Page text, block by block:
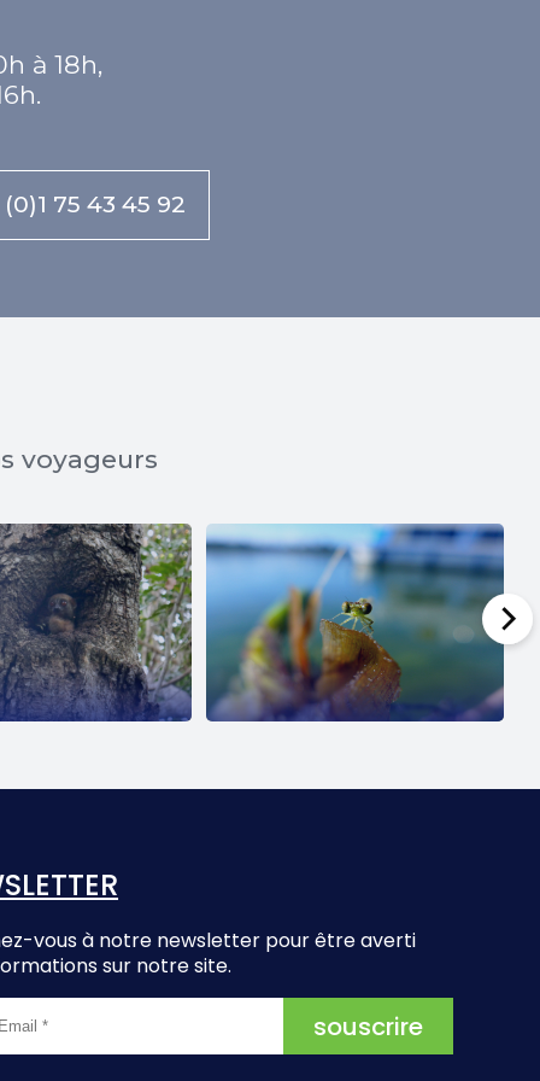
à 18h,
(0)1 75 43 45 92
voyageurs
vous à notre newsletter pour être averti
sur notre site.